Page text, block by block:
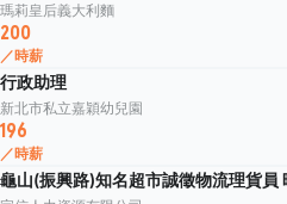
瑪莉皇后義大利麵
200
／時薪
行政助理
新北市私立嘉穎幼兒園
196
／時薪
龜山(振興路)知名超市誠徵物流理貨員